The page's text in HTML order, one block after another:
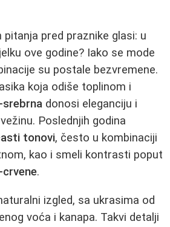
pred praznike glasi: u
ove godine? Iako se mode
su postale bezvremene.
koja odiše toplinom i
srebrna donosi eleganciju i
Poslednjih godina
tonovi, često u kombinaciji
kao i smeli kontrasti poput
crvene.
izgled, sa ukrasima od
voća i kanapa. Takvi detalji